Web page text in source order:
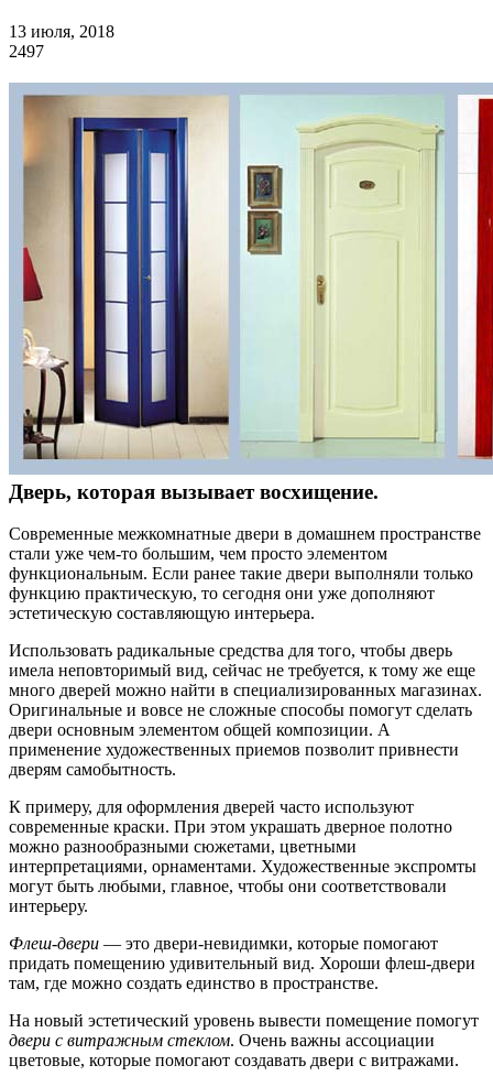
13 июля, 2018
2497
Дверь, которая вызывает восхищение.
Современные межкомнатные двери в домашнем пространстве
стали уже чем-то большим, чем просто элементом
функциональным. Если ранее такие двери выполняли только
функцию практическую, то сегодня они уже дополняют
эстетическую составляющую интерьера.
Использовать радикальные средства для того, чтобы дверь
имела неповторимый вид, сейчас не требуется, к тому же еще
много дверей можно найти в специализированных магазинах.
Оригинальные и вовсе не сложные способы помогут сделать
двери основным элементом общей композиции. А
применение художественных приемов позволит привнести
дверям самобытность.
К примеру, для оформления дверей часто используют
современные краски. При этом украшать дверное полотно
можно разнообразными сюжетами, цветными
интерпретациями, орнаментами. Художественные экспромты
могут быть любыми, главное, чтобы они соответствовали
интерьеру.
Флеш-двери — это двери-невидимки, которые помогают
придать помещению удивительный вид. Хороши флеш-двери
там, где можно создать единство в пространстве.
На новый эстетический уровень вывести помещение помогут
двери с витражным стеклом. Очень важны ассоциации
цветовые, которые помогают создавать двери с витражами.